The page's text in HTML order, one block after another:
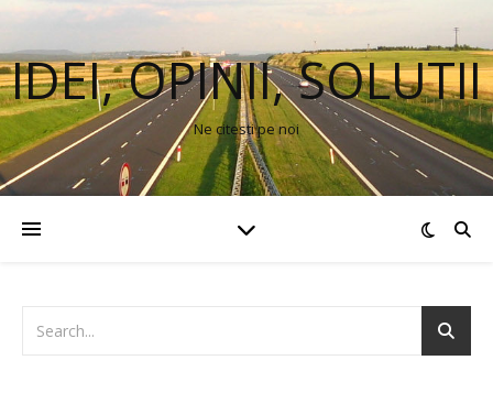
IDEI, OPINII, SOLUTII
Ne citesti pe noi